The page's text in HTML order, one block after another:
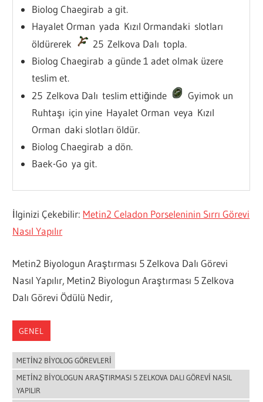
Biolog Chaegirab a git.
Hayalet Orman yada Kızıl Ormandaki slotları
öldürerek
25 Zelkova Dalı topla.
Biolog Chaegirab a günde 1 adet olmak üzere
teslim et.
25 Zelkova Dalı teslim ettiğinde
Gyimok un
Ruhtaşı için yine Hayalet Orman veya Kızıl
Orman daki slotları öldür.
Biolog Chaegirab a dön.
Baek-Go ya git.
İlginizi Çekebilir: Metin2 Celadon Porseleninin Sırrı Görevi
Nasıl Yapılır
Metin2 Biyologun Araştırması 5 Zelkova Dalı Görevi
Nasıl Yapılır, Metin2 Biyologun Araştırması 5 Zelkova
Dalı Görevi Ödülü Nedir,
GENEL
METIN2 BIYOLOG GÖREVLERI
METIN2 BIYOLOGUN ARAŞTIRMASI 5 ZELKOVA DALI GÖREVI NASIL
YAPILIR